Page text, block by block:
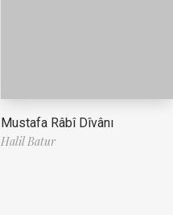
Mustafa Râbî Dîvânı
Halil Batur